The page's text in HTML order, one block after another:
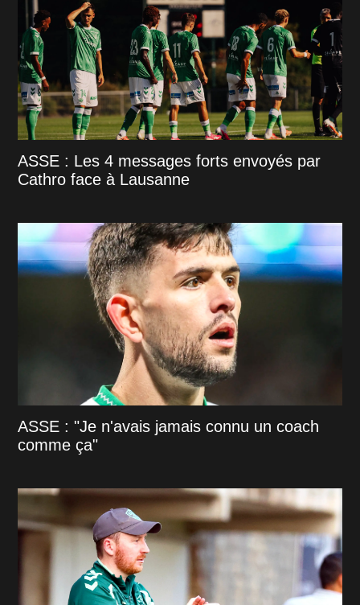
ASSE : Les 4 messages forts envoyés par
Cathro face à Lausanne
ASSE : "Je n'avais jamais connu un coach
comme ça"